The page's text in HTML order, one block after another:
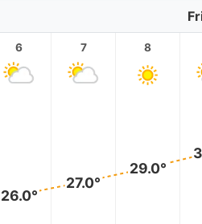
6
26.0°
7
27.0°
8
29.0°